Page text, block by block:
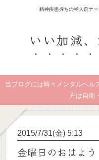
精神疾患持ちの半人前ナ
いい加減
当ブログには時々メンタルヘル
方は自衛
2015/7/31(金) 5:13
金曜日のおはよう